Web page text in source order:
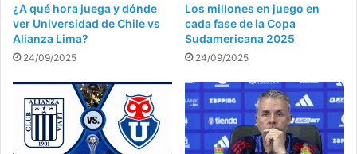
¿A qué hora juega y dónde
ver Universidad de Chile vs
Alianza Lima?
24/09/2025
Los millones en juego en
cada fase de la Copa
Sudamericana 2025
24/09/2025